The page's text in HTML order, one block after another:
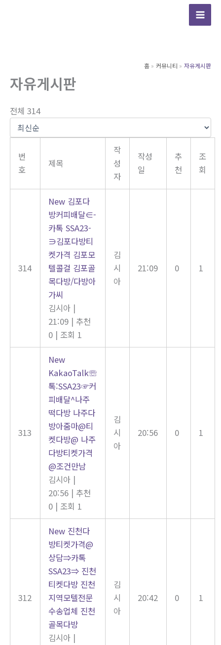
홈 커뮤니티 자유게시판
자유게시판
전체 314
번
호
제목
작
성
자
작성
일
추
천
조
회
314
New 김포다
방커피배달∈-
카톡 SSA23-
∋김포다방티
켓가격 김포모
텔콜걸 김포골
목다방/다방아
가씨
김시아 |
21:09 | 추천
0 | 조회 1
김
시
아
21:09 0 1
313
New
KakaoTalk☏
톡:SSA23☞커
피배달^나주
떡다방 나주다
방아줌마@티
켓다방@ 나주
다방티켓가격
@조건만남
김시아 |
20:56 | 추천
0 | 조회 1
김
시
아
20:56 0 1
312
New 진천다
방티켓가격@
상담⇒카톡
SSA23⇒ 진천
티켓다방 진천
지역모텔전문
수송업체 진천
골목다방
김시아 |
김
시
아
20:42 0 1